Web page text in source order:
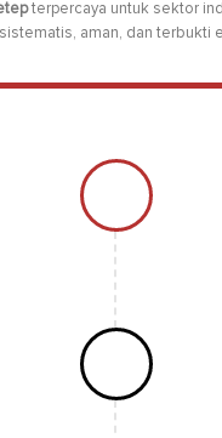
terpercaya untuk sektor
aman, dan terbukti